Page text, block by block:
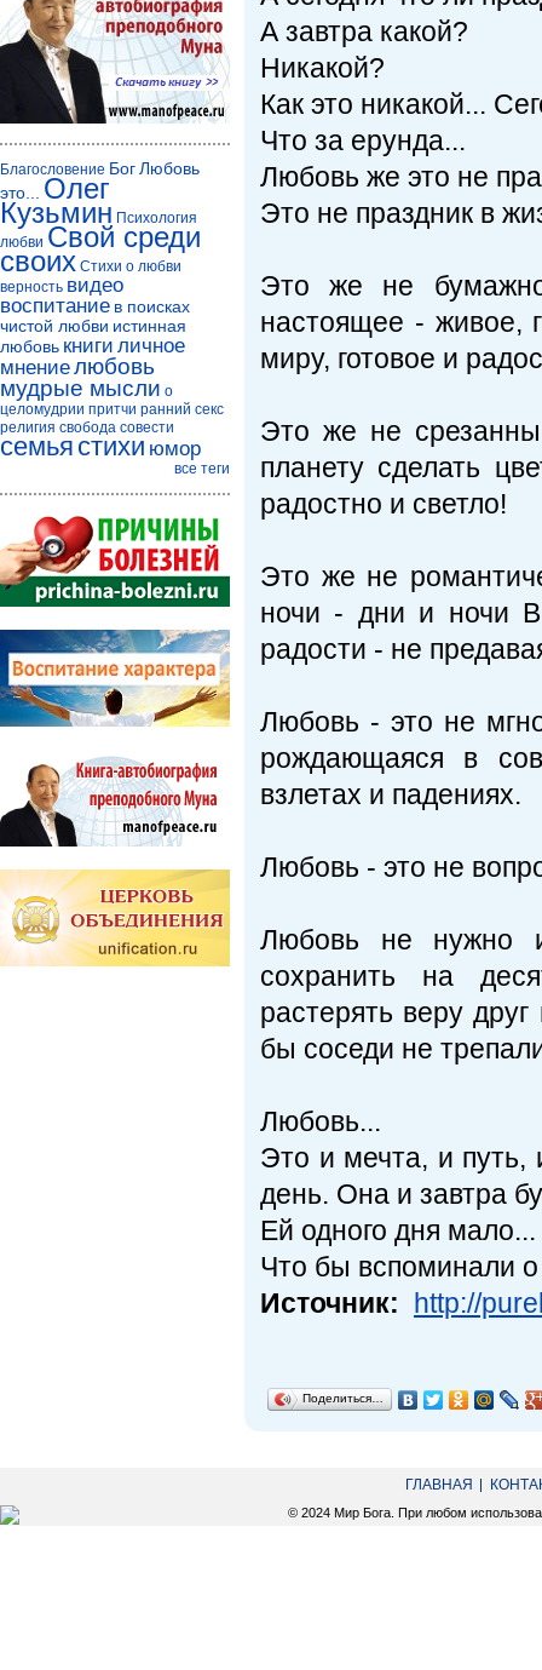
А завтра какой?
Никакой?
Как это никакой...
Что за ерунда...
Любовь же это не
Это не праздник в
Это же не
настоящее - живое,
миру, готовое и
Это же не
планету сделать
радостно и светло!
Это же не
ночи - дни и ночи
радости - не
Любовь - это не
рождающаяся в
взлетах и падениях.
Любовь - это не
Любовь не нужно
сохранить на
растерять веру
бы соседи не
Любовь...
Это и мечта, и
день. Она и завтра
Ей одного дня мало...
Что бы вспоминали
Источник: http://
Поделиться…
Благословение БогЛюбовь
это...
Олег
Кузьмин Психология
любви Свой среди
своих Стихи о любви
верность видео
воспитание в поисках
чистой любви истинная
любовь книги личное
мнениелюбовь
мудрые мысли о
целомудрии притчи ранний секс
религия свобода совести
семья стихи юмор
все теги
ГЛАВНАЯ
© 2024 Мир Бога. При любом